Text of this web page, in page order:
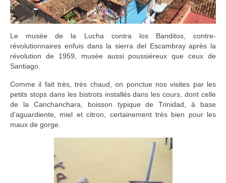
Le musée de la Lucha contra los Banditos, contre-
révolutionnaires enfuis dans la sierra del Escambray après la
révolution de 1959, musée aussi poussiéreux que ceux de
Santiago.
Comme il fait très, très chaud, on ponctue nos visites par les
petits stops dans les bistrots installés dans les cours, dont celle
de la Canchanchara, boisson typique de Trinidad, à base
d’aguardiente, miel et citron, certainement très bien pour les
maux de gorge.